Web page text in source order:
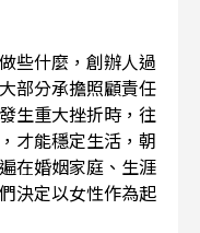
些什麼，創辦人過
部分承擔照顧責任
生重大挫折時，往
才能穩定生活，朝
在婚姻家庭、生涯
決定以女性作為起